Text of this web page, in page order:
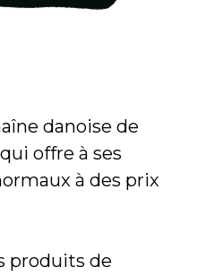
danoise de
offre à ses
à des prix
produits de